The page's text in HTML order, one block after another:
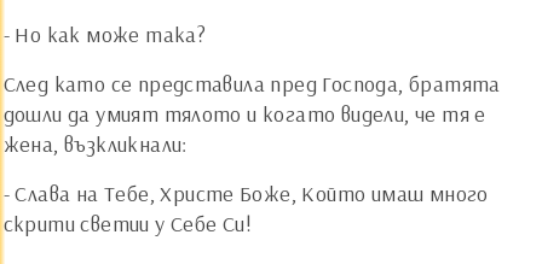
- Но как може така?
След като се представила пред Господа, братята
дошли да умият тялото и когато видели, че тя е
жена, възкликнали:
- Слава на Тебе, Христе Боже, Който имаш много
скрити светии у Себе Си!